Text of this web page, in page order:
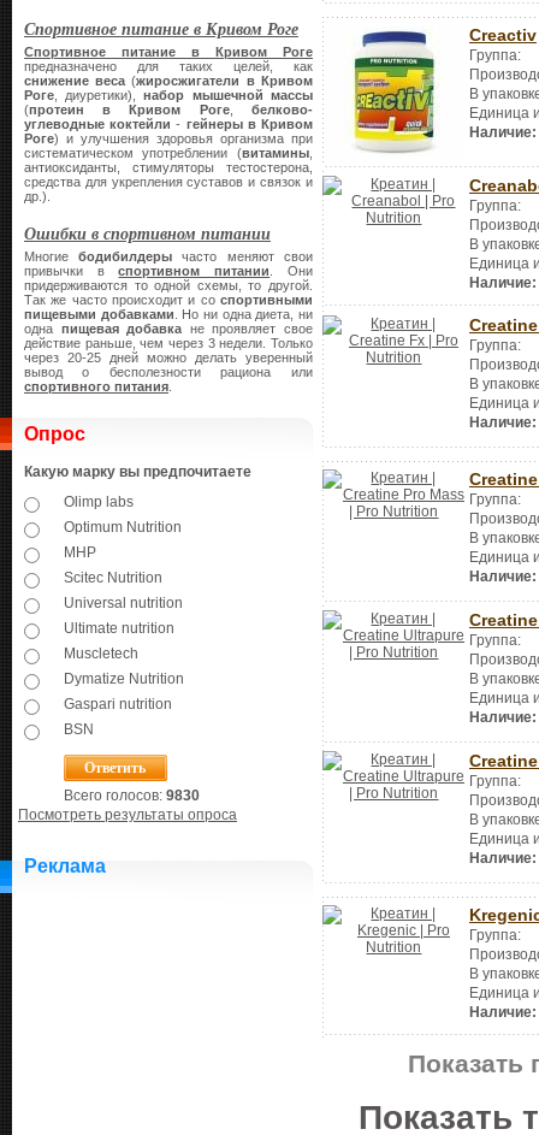
Спортивное питание в Кривом Роге
Спортивное питание в Кривом Роге
предназначено для таких целей, как
снижение веса (жиросжигатели в Кривом
Роге , диуретики),набор мышечной массы
(протеин в Кривом Роге, белково-
углеводные коктейли - гейнеры в Кривом
Роге) и улучшения здоровья организма при
систематическом употреблении (витамины
антиоксиданты, стимуляторы тестостерона,
средства для укрепления суставов и связок и
др.).
Ошибки в спортивном питании
Многиебодибилдеры часто меняют свои
привычки вспортивном питании
. Они
придерживаются то одной схемы, то другой.
Так же часто происходит и со спортивными
пищевыми добавками . Но ни одна диета, ни
одна пищевая добавка не проявляет свое
действие раньше, чем через 3 недели. Только
через 20-25 дней можно делать уверенный
вывод о бесполезности рациона или
спортивного питания
Опрос
Какую марку вы предпочитаете
Olimp labs
Optimum Nutrition
MHP
Scitec Nutrition
Universal nutrition
Ultimate nutrition
Muscletech
Dymatize Nutrition
Gaspari nutrition
BSN
Всего голосов: 9830
Посмотреть результаты опроса
Реклама
Creactiv
Группа:
В
Единица
Наличие:
Группа:
В
Единица
Наличие:
Группа:
В
Единица
Наличие:
Группа:
В
Единица
Наличие:
Группа:
В
Единица
Наличие:
Группа:
В
Единица
Наличие:
Группа:
В
Единица
Наличие:
Показать
Показать